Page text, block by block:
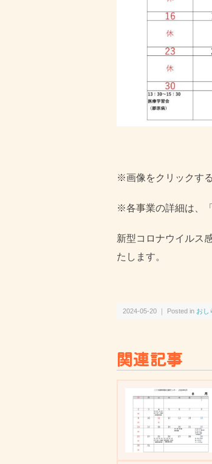
※画像をクリックす
※各事業の詳細は、
新型コロナウイルス
たします。
2024-05-20 ｜ Posted in おし
関連記事